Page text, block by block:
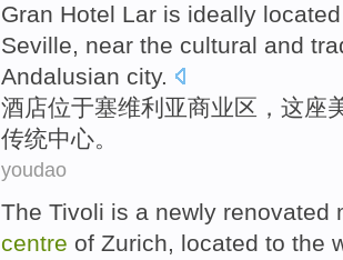
Gran Hotel Lar is ideally located
Seville, near the cultural and
Andalusian city.
酒店位于塞维利亚商业区，这座
传统中心。
youdao
The Tivoli is a newly renovated
centre of Zurich, located to the